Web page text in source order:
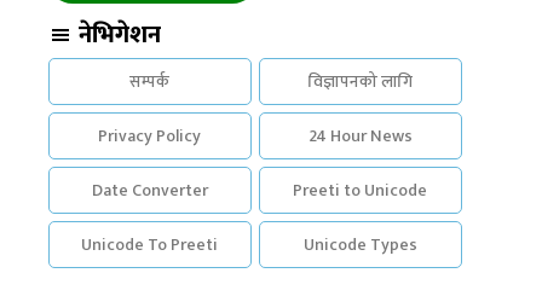
नेभिगेशन
सम्पर्क
विज्ञापनको लागि
Privacy Policy
24 Hour News
Date Converter
Preeti to Unicode
Unicode To Preeti
Unicode Types